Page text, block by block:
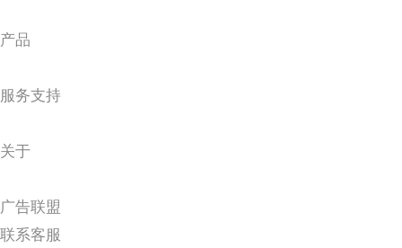
产品
服务支持
关于
广告联盟
联系客服